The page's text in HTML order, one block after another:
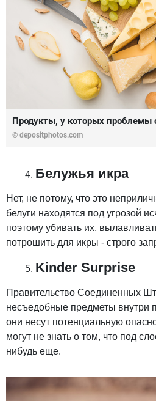
Продукты, у которых проблемы
© depositphotos.com
Белужья икра
Нет, не потому, что это
белуги находятся под угрозой
поэтому убивать их,
потрошить для икры - строго
Kinder Surprise
Правительство Соединенных
несъедобные предметы внутри
они несут потенциальную
могут не знать о том, что под
нибудь еще.